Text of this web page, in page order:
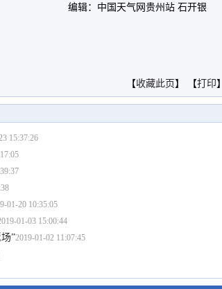
编辑：中国天气网贵州站 石开银
【收藏此页 】 【打印】
15:37:26
01-20 10:35:05
01-03 15:00:44
”2019-01-02 11:07:45